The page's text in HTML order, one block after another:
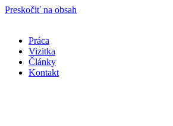
Preskočiť na obsah
Práca
Vizitka
Články
Kontakt